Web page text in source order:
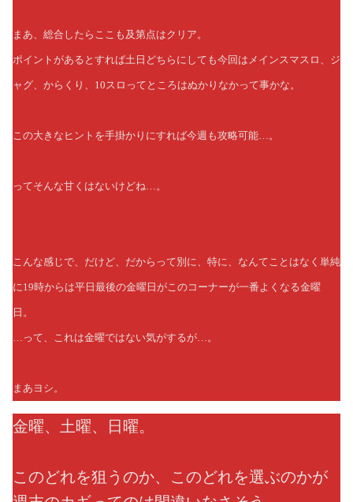
まあ、総合したらここも及第点はクリア。
ポイントがあるとすれば土日どちらにしても今回はメインスマスロ、ジ
ャグ、からくり、10スロってところはぬかりなかって事かな。
この大きなヒントを手掛かりにすれば今週も攻略可能…。
ってそんな甘くはないけどね…。
こんな感じで、だけど、だからって別に、特に、なんてことはなく単純
に19時からは平日最後の金曜日がこのコーナーが一番よくなる金曜
日。
…って、これは金曜ではない気がするが…。
まあヨシ。
金曜、土曜、日曜。
このどれを狙うのか、このどれを選ぶのかが